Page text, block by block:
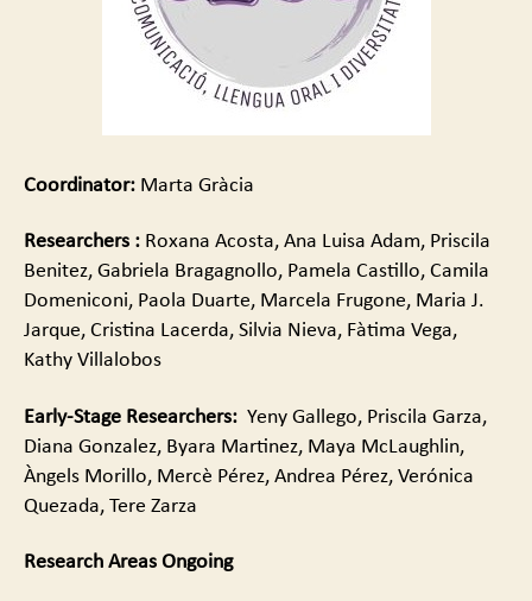
Coordinator: Marta Gràcia
Researchers : Roxana Acosta, Ana Luisa Adam, Priscila
Benitez, Gabriela Bragagnollo, Pamela Castillo, Camila
Domeniconi, Paola Duarte, Marcela Frugone, Maria J.
Jarque, Cristina Lacerda, Silvia Nieva, Fàtima Vega,
Kathy Villalobos
Early-Stage Researchers: Yeny Gallego, Priscila Garza,
Diana Gonzalez, Byara Martinez, Maya McLaughlin,
Àngels Morillo, Mercè Pérez, Andrea Pérez, Verónica
Quezada, Tere Zarza
Research Areas Ongoing